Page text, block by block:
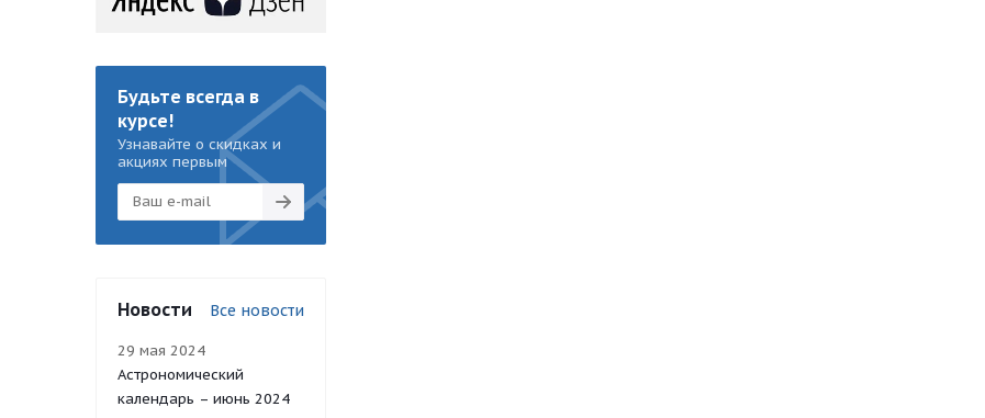
Будьте всегда в
курсе!
Узнавайте о скидках и
акциях первым
Новости Все новости
29 мая 2024
Астрономический
календарь – июнь 2024